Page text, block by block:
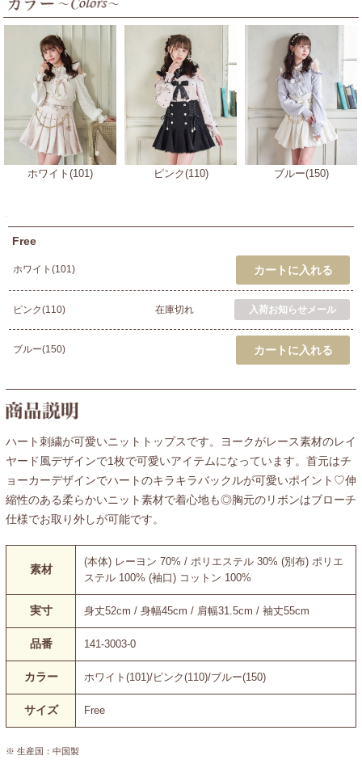
ホワイト(101) ピンク(110) ブルー(150)
Free
ホワイト(101)
ピンク(110) 在庫切れ
ブルー(150)
ハート刺繍が可愛いニットトップスです。ヨークがレース素材のレイ
ヤード風デザインで1枚で可愛いアイテムになっています。首元はチ
ョーカーデザインでハートのキラキラバックルが可愛いポイント♡伸
縮性のある柔らかいニット素材で着心地も◎胸元のリボンはブローチ
仕様でお取り外しが可能です。
素材
(本体) レーヨン 70% / ポリエステル 30% (別布) ポリエ
ステル 100% (袖口) コットン 100%
実寸 身丈52cm / 身幅45cm / 肩幅31.5cm / 袖丈55cm
品番 141-3003-0
カラー ホワイト(101)/ピンク(110)/ブルー(150)
サイズ Free
※ 生産国：中国製